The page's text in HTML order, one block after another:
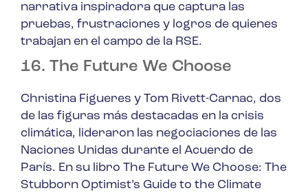
narrativa inspiradora que captura las
pruebas, frustraciones y logros de quienes
trabajan en el campo de la RSE.
16. The Future We Choose
Christina Figueres y Tom Rivett-Carnac, dos
de las figuras más destacadas en la crisis
climática, lideraron las negociaciones de las
Naciones Unidas durante el Acuerdo de
París. En su libro The Future We Choose: The
Stubborn Optimist’s Guide to the Climate